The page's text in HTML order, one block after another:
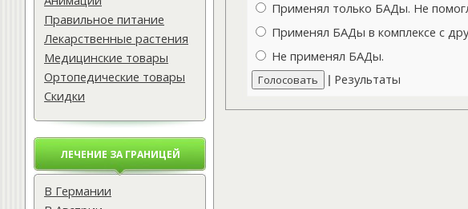
Правильное питание
Лекарственные растения
Медицинские товары
Ортопедические товары
Скидки
ЛЕЧЕНИЕ ЗА ГРАНИЦЕЙ
В Германии
Применял только БАДы. Не
Применял БАДы в комплексе с
Не применял БАДы.
Результаты